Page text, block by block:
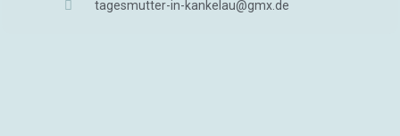
tagesmutter-in-kankelau@gmx.de